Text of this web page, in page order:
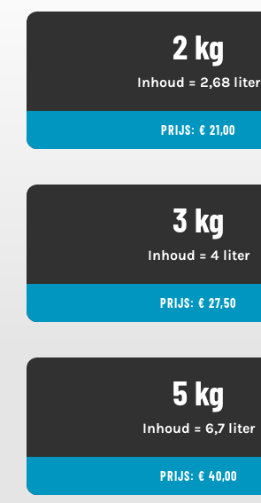
2 kg
Inhoud = 2,68 liter
PRIJS: € 21,00
3 kg
Inhoud = 4 liter
PRIJS: € 27,50
5 kg
Inhoud = 6,7 liter
PRIJS: € 40,00